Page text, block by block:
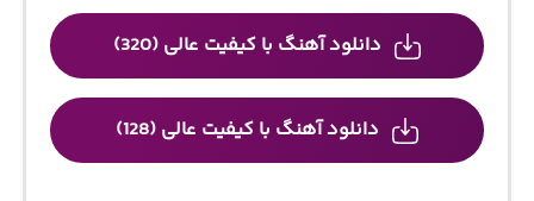
دانلود آهنگ با کیفیت عالی (320)
دانلود آهنگ با کیفیت عالی (128)